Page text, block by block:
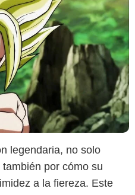
legendaria, no solo
por cómo su
a la fiereza. Este